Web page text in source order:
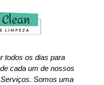
todos os dias para
cada um de nossos
Somos uma